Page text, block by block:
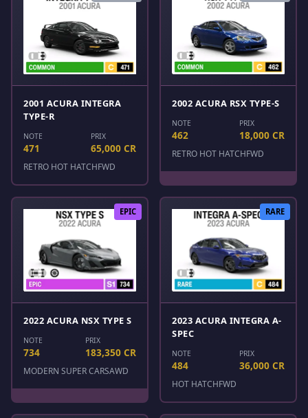
2001 ACURA INTEGRA
TYPE-R
NOTE
471
PRIX
65,000 CR
RETRO HOT HATCHFWD
2002 ACURA RSX TYPE-S
NOTE
462
PRIX
18,000 CR
RETRO HOT HATCHFWD
EPIC
2022 ACURA NSX TYPE S
NOTE
734
PRIX
183,350 CR
MODERN SUPER CARSAWD
RARE
2023 ACURA INTEGRA A-
SPEC
NOTE
484
PRIX
36,000 CR
HOT HATCHFWD